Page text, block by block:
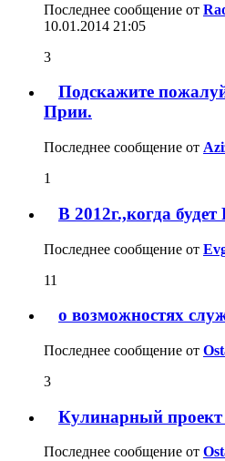
Последнее сообщение от
10.01.2014 21:05
3
Подскажите
Прии.
Последнее сообщение от
1
В 2012г.,когда
Последнее сообщение от
11
о возможностях
Последнее сообщение от
3
Кулинарный
Последнее сообщение от